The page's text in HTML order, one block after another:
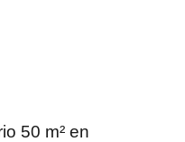
50 m² en